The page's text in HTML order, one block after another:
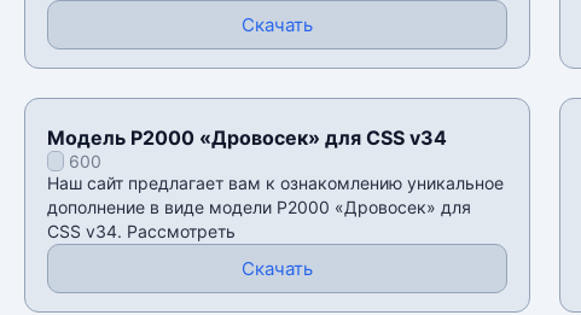
Скачать
Модель P2000 «Дровосек» для CSS v34
600
Наш сайт предлагает вам к ознакомлению уникальное
дополнение в виде модели P2000 «Дровосек» для
CSS v34. Рассмотреть
Скачать